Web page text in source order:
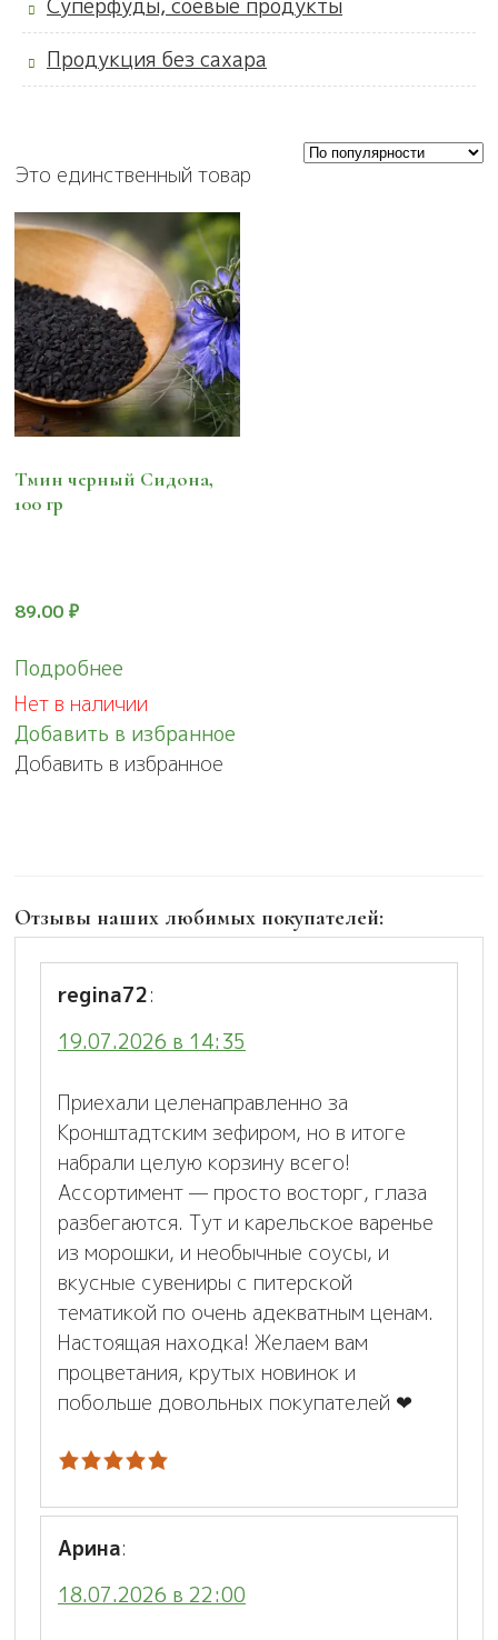
Суперфуды, соевые продукты
Продукция без сахара
Это единственный товар
Тмин черный Сидона,
100 гр
89.00 ₽
Подробнее
Нет в наличии
Добавить в избранное
Добавить в избранное
Отзывы наших любимых покупателей:
regina72:
19.07.2026 в 14:35
Приехали целенаправленно за
Кронштадтским зефиром, но в итоге
набрали целую корзину всего!
Ассортимент — просто восторг, глаза
разбегаются. Тут и карельское варенье
из морошки, и необычные соусы, и
вкусные сувениры с питерской
тематикой по очень адекватным ценам.
Настоящая находка! Желаем вам
процветания, крутых новинок и
побольше довольных покупателей ❤
Арина:
18.07.2026 в 22:00